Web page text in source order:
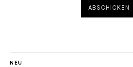
NEU